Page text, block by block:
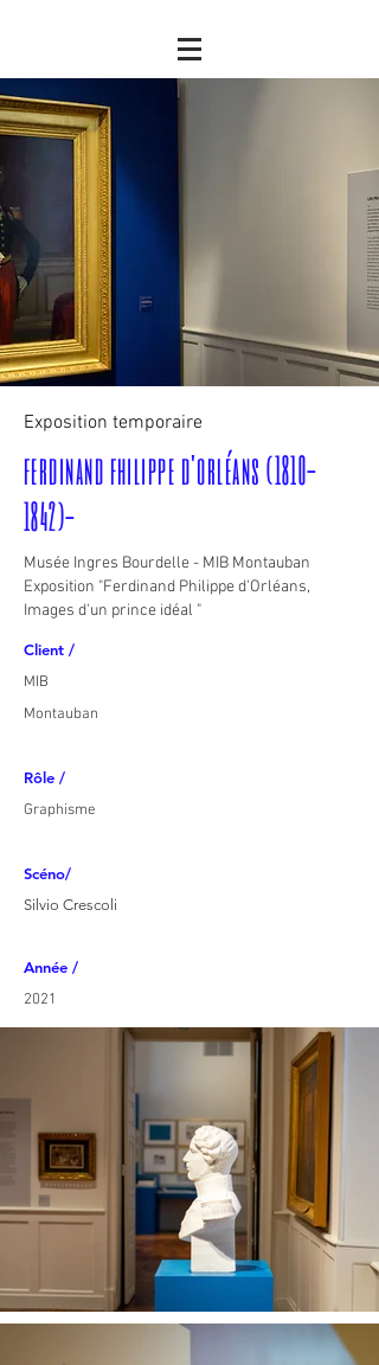
Exposition temporaire
ferdinand fhilippe d'orléans(1810-
1842)-
Musée Ingres Bourdelle - MIB Montauban
Exposition "Ferdinand Philippe d'Orléans,
Images d'un prince idéal "
Client /
MIB
Montauban
Rôle /
Graphisme
Scéno/
Silvio Crescoli
Année /
2021